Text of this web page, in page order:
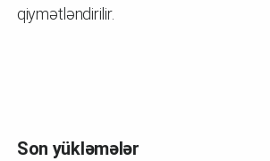
qiymətləndirilir.
Son yükləmələr